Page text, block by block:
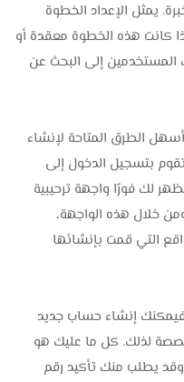
يمثل الإعداد الخطوة
كانت هذه الخطوة معقدة أو
المستخدمين إلى البحث عن
الطرق المتاحة لإنشاء
بتسجيل الدخول إلى
لك فورًا واجهة ترحيبية
خلال هذه الواجهة،
التي قمت بإنشائها
إنشاء حساب جديد
لذلك. كل ما عليك هو
يطلب منك تأكيد رقم